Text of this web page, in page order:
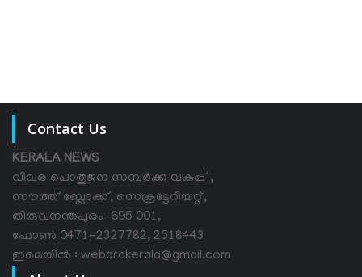
Contact Us
KERALA NEWS
വിവര പൊതുജന സമ്പര്‍ക്ക വകുപ്പ് ,
സൗത്ത് ബ്ലോക്ക്, സെക്രട്ടേറിയറ്റ്,
തിരുവനന്തപുരം-695 001,
ഫോൺ 0471-2327782, 2518443
ഇമെയിൽ : webprdkerala@gmail.com